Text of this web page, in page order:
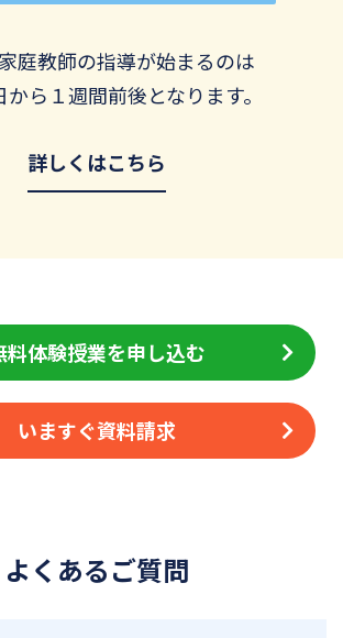
庭教師の指導が始まるのは
から１週間前後となります。
詳しくはこちら
料体験授業を申し込む
いますぐ資料請求
よくあるご質問